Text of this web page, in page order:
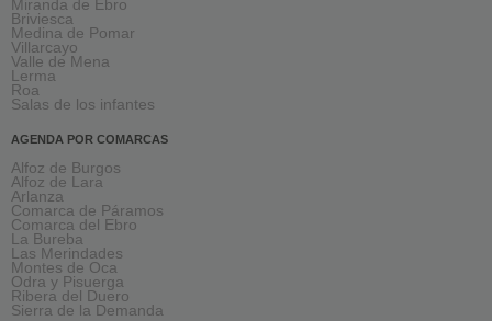
Miranda de Ebro
Briviesca
Medina de Pomar
Villarcayo
Valle de Mena
Lerma
Roa
Salas de los infantes
AGENDA POR COMARCAS
Alfoz de Burgos
Alfoz de Lara
Arlanza
Comarca de Páramos
Comarca del Ebro
La Bureba
Las Merindades
Montes de Oca
Odra y Pisuerga
Ribera del Duero
Sierra de la Demanda